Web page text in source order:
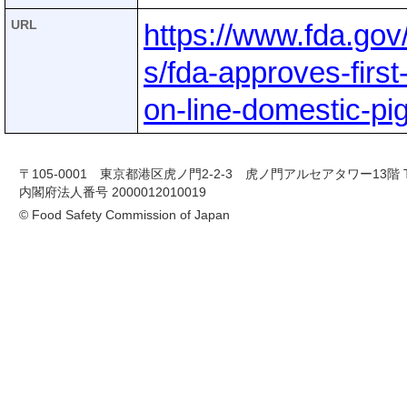
URL
https://
s/fda-approves-
on-line-domestic-
〒105-0001 東京都港区虎ノ門2-2-3 虎ノ門アルセアタワー13階
内閣府法人番号 2000012010019
© Food Safety Commission of Japan